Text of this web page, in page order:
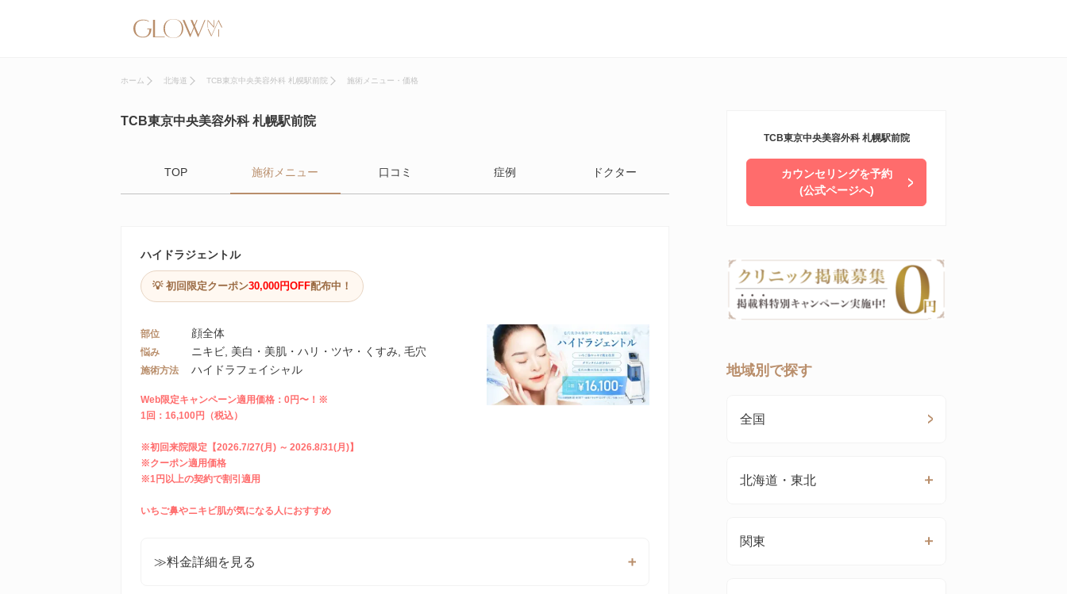
ホーム 北海道 TCB東京中央美容外科 札幌駅前院 施術メニュー・価格
TCB東京中央美容外科 札幌駅前院
TOP 施術メニュー 口コミ 症例 ドクター
ハイドラジェントル
💡 初回限定クーポン30,000円OFF配布中！
部位 顔全体
悩み ニキビ, 美白・美肌・ハリ・ツヤ・くすみ, 毛穴
施術方法 ハイドラフェイシャル
Web限定キャンペーン適用価格：0円〜！※
1回：16,100円（税込）
※初回来院限定【2026.7/27(月) ～ 2026.8/31(月)】
※クーポン適用価格
※1円以上の契約で割引適用
いちご鼻やニキビ肌が気になる人におすすめ
≫料金詳細を見る
TCB東京中央美容外科 札幌駅前院
カウンセリングを予約
(公式ページへ)
地域別で探す
全国
北海道・東北
関東